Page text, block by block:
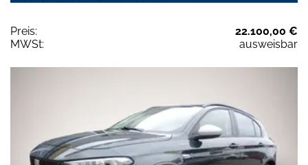
Preis:
22.100,00 €
MWSt:
ausweisbar